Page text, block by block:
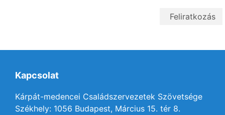
Kapcsolat
Kárpát-medencei Családszervezetek Szövetsége
Székhely: 1056 Budapest, Március 15. tér 8.